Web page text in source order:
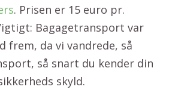
. Prisen er 15 euro pr.
Bagagetransport var
frem, da vi vandrede, så
så snart du kender din
skyld.